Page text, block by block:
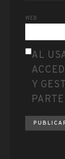
WEB
AL
Y